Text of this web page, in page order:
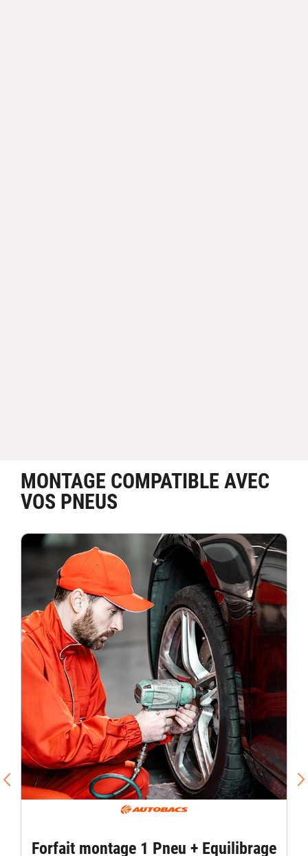
MONTAGE COMPATIBLE AVEC
VOS PNEUS
Forfait montage 1 Pneu + Equilibrage